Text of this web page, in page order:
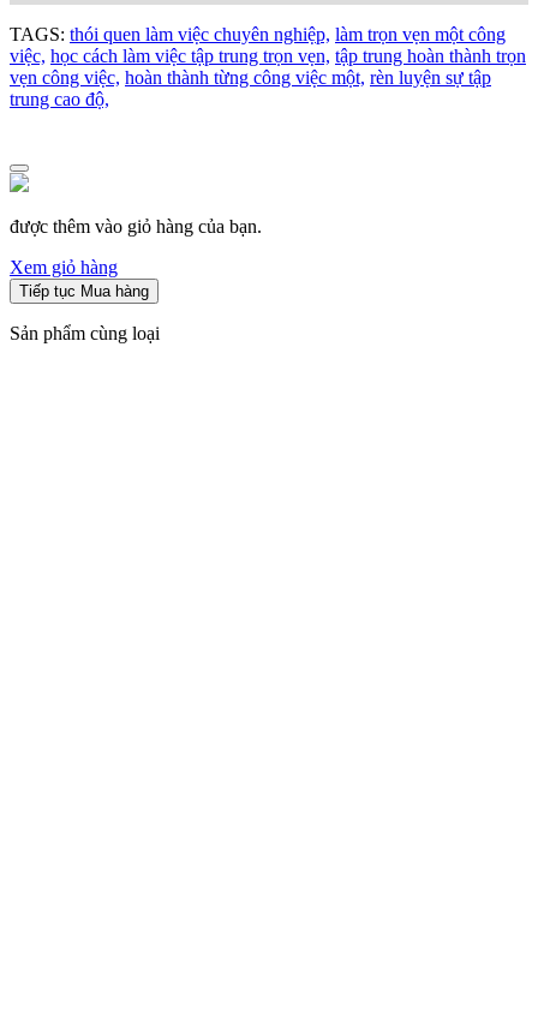
TAGS: thói quen làm việc chuyên nghiệp, làm trọn vẹn một công
việc, học cách làm việc tập trung trọn vẹn, tập trung hoàn thành trọn
vẹn công việc, hoàn thành từng công việc một, rèn luyện sự tập
trung cao độ,
được thêm vào giỏ hàng của bạn.
Xem giỏ hàng
Tiếp tục Mua hàng
Sản phẩm cùng loại